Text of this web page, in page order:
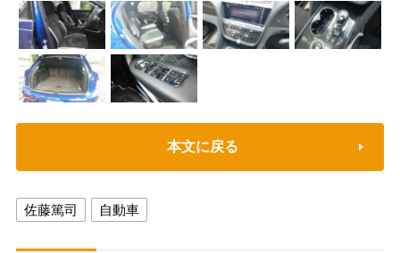
本文に戻る
佐藤篤司 自動車